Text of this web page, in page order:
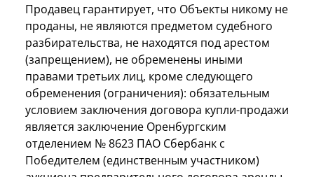
Продавец гарантирует, что Объекты никому не
проданы, не являются предметом судебного
разбирательства, не находятся под арестом
(запрещением), не обременены иными
правами третьих лиц, кроме следующего
обременения (ограничения): обязательным
условием заключения договора купли-продажи
является заключение Оренбургским
отделением № 8623 ПАО Сбербанк с
Победителем (единственным участником)